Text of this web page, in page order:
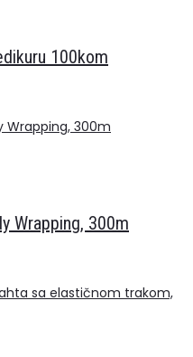
100kom
Wrapping, 300m